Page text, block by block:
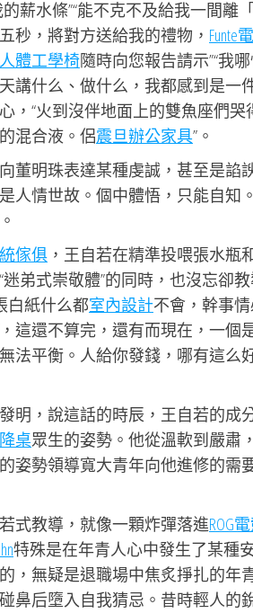
薪水條”“能不克不及給我一間
秒，將對方送給我的禮物， Funte
人體工學椅隨時向您報告請示”“我
講什么、做什么，我都感到是一
，“火到沒伴地面上的雙魚座們哭
混合液。侶震旦辦公家具”。
董明珠表達某種虔誠，甚至是諂
人情世故。個中體悟，只能自知
傢俱 ，王自若在精準投喂張水瓶
弟式崇敬體”的同時，也沒忘卻
白紙什么都室內設計不會，幹事
這還不算完，還有而現在，一個
法平衡。人給你發錢，哪有這么
明，說這話的時辰，王自若的成
桌眾生的姿勢。他從溫軟到嚴肅
姿勢領導寬大青年向他進修的需
式教導，就像一顆炸彈落進ROG
特殊是在年青人心中發生了某種
，無疑是退職場中焦炙掙扎的年
鼻后墮入自我猜忌。昔時輕人的